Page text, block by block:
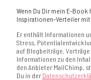
Wenn Du Dir mein E-Book
Inspirationen-Verteiler mit
Er enthält Informationen
Stress,
auf Blogbeiträge,
Informationen zu den
den Anbieter MailChimp,
Du in der